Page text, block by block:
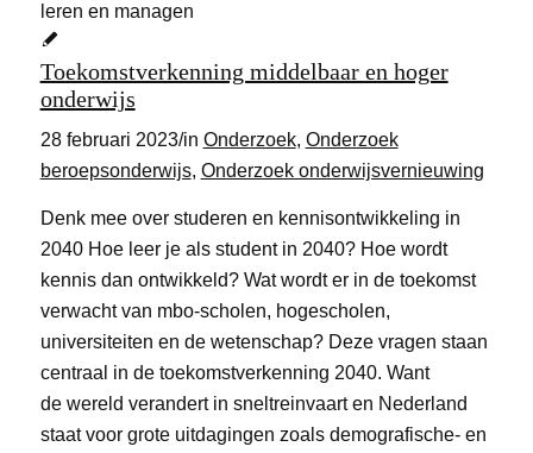
leren en managen
Toekomstverkenning middelbaar en hoger
onderwijs
28 februari 2023/in Onderzoek, Onderzoek
beroepsonderwijs, Onderzoek onderwijsvernieuwing
Denk mee over studeren en kennisontwikkeling in
2040 Hoe leer je als student in 2040? Hoe wordt
kennis dan ontwikkeld? Wat wordt er in de toekomst
verwacht van mbo-scholen, hogescholen,
universiteiten en de wetenschap? Deze vragen staan
centraal in de toekomstverkenning 2040. Want
de wereld verandert in sneltreinvaart en Nederland
staat voor grote uitdagingen zoals demografische- en